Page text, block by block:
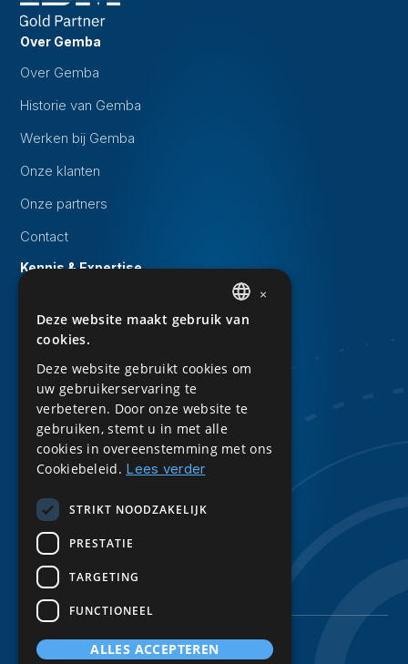
Over Gemba
Over Gemba
Historie van Gemba
Werken bij Gemba
Onze klanten
Onze partners
Contact
Kennis & Expertise
Whitepapers
Kennisbank
Downloads
Privacy Statement
Sitemap
LinkedIn
© 2026 BE Digital. All rights reserved
DUTCH
×
Deze website maakt gebruik van
cookies.
Deze website gebruikt cookies om
uw gebruikerservaring te
verbeteren. Door onze website te
gebruiken, stemt u in met alle
cookies in overeenstemming met ons
Cookiebeleid. Lees verder
STRIKT NOODZAKELIJK
PRESTATIE
TARGETING
FUNCTIONEEL
ALLES ACCEPTEREN